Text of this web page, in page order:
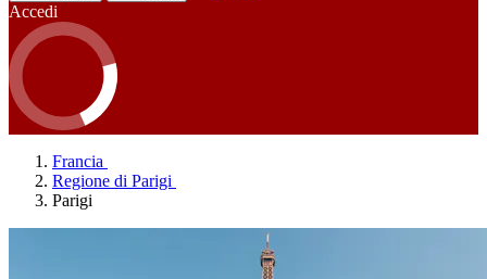
Accedi
Francia
Regione di Parigi
Parigi